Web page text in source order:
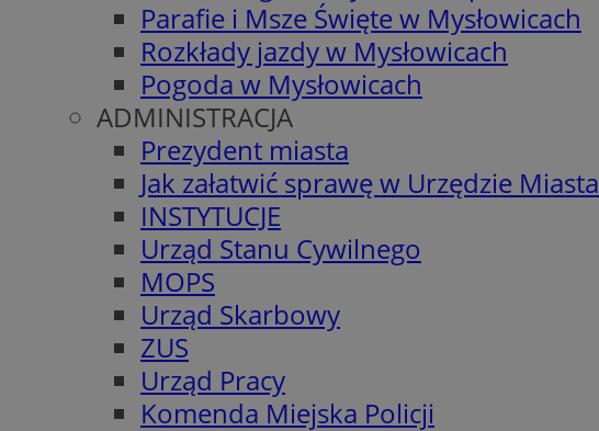
Parafie i Msze Święte w Mysłowicach
Rozkłady jazdy w Mysłowicach
Pogoda w Mysłowicach
ADMINISTRACJA
Prezydent miasta
Jak załatwić sprawę w Urzędzie Miasta
INSTYTUCJE
Urząd Stanu Cywilnego
MOPS
Urząd Skarbowy
ZUS
Urząd Pracy
Komenda Miejska Policji